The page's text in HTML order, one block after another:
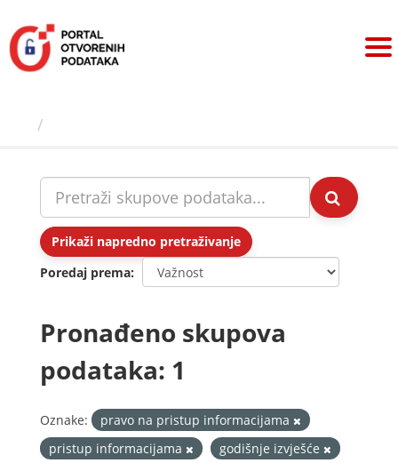
sadržaj
Prikaži napredno pretraživanje
Poredaj prema
Pronađeno skupova
podataka: 1
Oznake:
pravo na pristup informacijama
pristup informacijama
godišnje izvješće